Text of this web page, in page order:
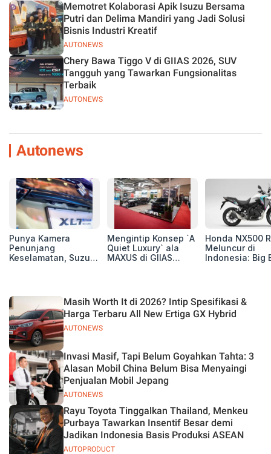
AUTONEWS
Memotret Kolaborasi Apik Isuzu Bersama
Putri dan Delima Mandiri yang Jadi Solusi
Bisnis Industri Kreatif
AUTONEWS
Chery Bawa Tiggo V di GIIAS 2026, SUV
Tangguh yang Tawarkan Fungsionalitas
Terbaik
Autonews
Punya Kamera
Penunjang
Keselamatan, Suzuki
Mengintip Konsep `A
Quiet Luxury` ala
MAXUS di GIIAS
Honda NX500
Meluncur di
Indonesia: Big
Juta
AUTONEWS
Masih Worth It di 2026? Intip Spesifikasi &
Harga Terbaru All New Ertiga GX Hybrid
AUTONEWS
Invasi Masif, Tapi Belum Goyahkan Tahta: 3
Alasan Mobil China Belum Bisa Menyaingi
Penjualan Mobil Jepang
AUTOPRODUCT
Rayu Toyota Tinggalkan Thailand, Menkeu
Purbaya Tawarkan Insentif Besar demi
Jadikan Indonesia Basis Produksi ASEAN